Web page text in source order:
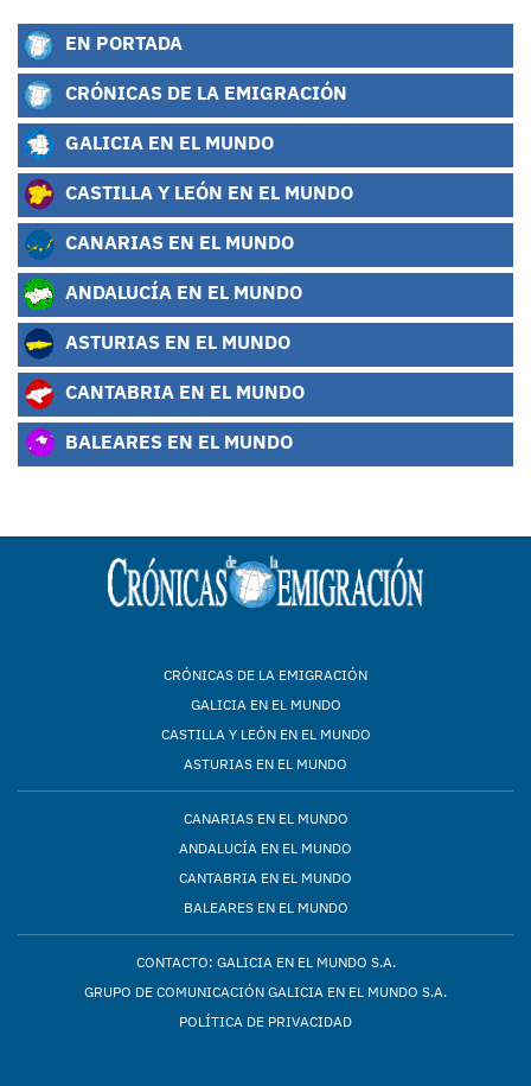
EN PORTADA
CRÓNICAS DE LA EMIGRACIÓN
GALICIA EN EL MUNDO
CASTILLA Y LEÓN EN EL MUNDO
CANARIAS EN EL MUNDO
ANDALUCÍA EN EL MUNDO
ASTURIAS EN EL MUNDO
CANTABRIA EN EL MUNDO
BALEARES EN EL MUNDO
CRÓNICAS DE LA EMIGRACIÓN
GALICIA EN EL MUNDO
CASTILLA Y LEÓN EN EL MUNDO
ASTURIAS EN EL MUNDO
CANARIAS EN EL MUNDO
ANDALUCÍA EN EL MUNDO
CANTABRIA EN EL MUNDO
BALEARES EN EL MUNDO
CONTACTO: GALICIA EN EL MUNDO S.A.
GRUPO DE COMUNICACIÓN GALICIA EN EL MUNDO S.A.
POLÍTICA DE PRIVACIDAD